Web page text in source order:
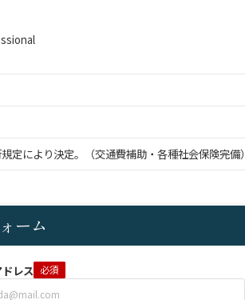
定により決定。（交通費補助・各種社会保険完備）
ーム
レス 必須